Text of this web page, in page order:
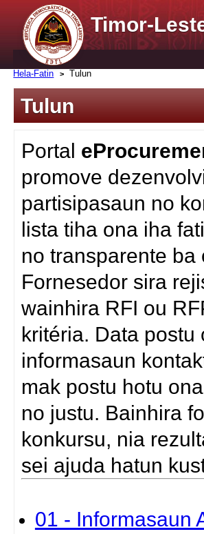
Timor-
Hela-Fatin Tulun
Tulun
Portal
promove
partisipasaun no
lista tiha ona iha
no transparente
Fornesedor sira
wainhira RFI ou
kritéria. Data postu
informasaun
mak postu hotu
no justu. Bainhira
konkursu, nia
sei ajuda hatun
01 - Informasaun